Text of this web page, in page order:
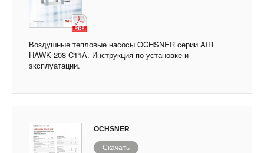
Воздушные тепловые насосы OCHSNER серии AIR
HAWK 208 C11A. Инструкция по установке и
эксплуатации.
OCHSNER
Скачать